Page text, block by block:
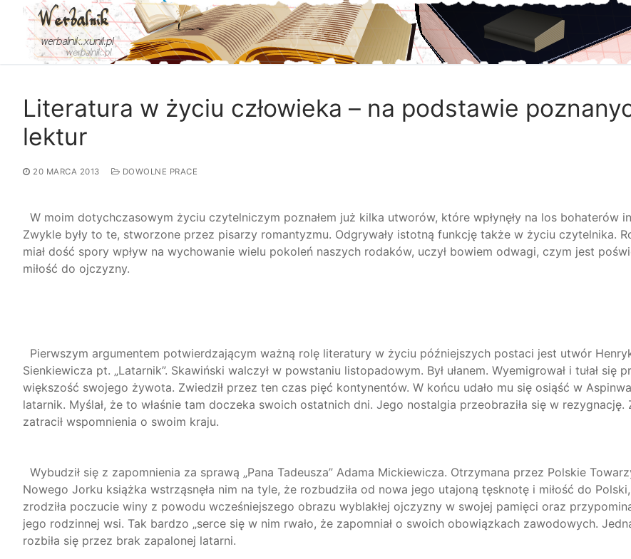
Przejdź
treści
Literatura w życiu człowieka – na podstawie
lektur
20 MARCA 2013 DOWOLNE PRACE
W moim dotychczasowym życiu czytelniczym poznałem już kilka utworów, które wpłynęły na los bohaterów
Zwykle były to te, stworzone przez pisarzy romantyzmu. Odgrywały istotną funkcję także w życiu czytelnika.
miał dość spory wpływ na wychowanie wielu pokoleń naszych rodaków, uczył bowiem odwagi, czym jest
miłość do ojczyzny.
Pierwszym argumentem potwierdzającym ważną rolę literatury w życiu późniejszych postaci jest utwór
Sienkiewicza pt. „Latarnik”. Skawiński walczył w powstaniu listopadowym. Był ułanem. Wyemigrował i tułał się
większość swojego żywota. Zwiedził przez ten czas pięć kontynentów. W końcu udało mu się osiąść w
latarnik. Myślał, że to właśnie tam doczeka swoich ostatnich dni. Jego nostalgia przeobraziła się w rezygnację.
zatracił wspomnienia o swoim kraju.
Wybudził się z zapomnienia za sprawą „Pana Tadeusza” Adama Mickiewicza. Otrzymana przez Polskie
Nowego Jorku książka wstrząsnęła nim na tyle, że rozbudziła od nowa jego utajoną tęsknotę i miłość do
zrodziła poczucie winy z powodu wcześniejszego obrazu wyblakłej ojczyzny w swojej pamięci oraz
jego rodzinnej wsi. Tak bardzo „serce się w nim rwało, że zapomniał o swoich obowiązkach zawodowych.
rozbiła się przez brak zapalonej latarni.